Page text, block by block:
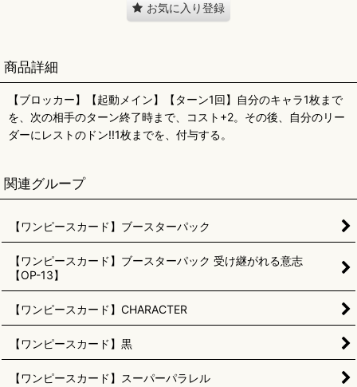
お気に入り登録
商品詳細
【ブロッカー】【起動メイン】【ターン1回】自分のキャラ1枚まで
を、次の相手のターン終了時まで、コスト+2。その後、自分のリー
ダーにレストのドン!!1枚までを、付与する。
関連グループ
【ワンピースカード】ブースターパック
【ワンピースカード】ブースターパック 受け継がれる意志
【OP-13】
【ワンピースカード】CHARACTER
【ワンピースカード】黒
【ワンピースカード】スーパーパラレル